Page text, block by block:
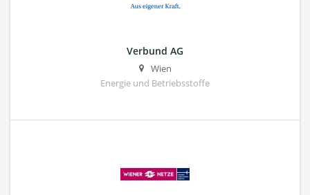
Verbund AG
Wien
Energie und Betriebsstoffe